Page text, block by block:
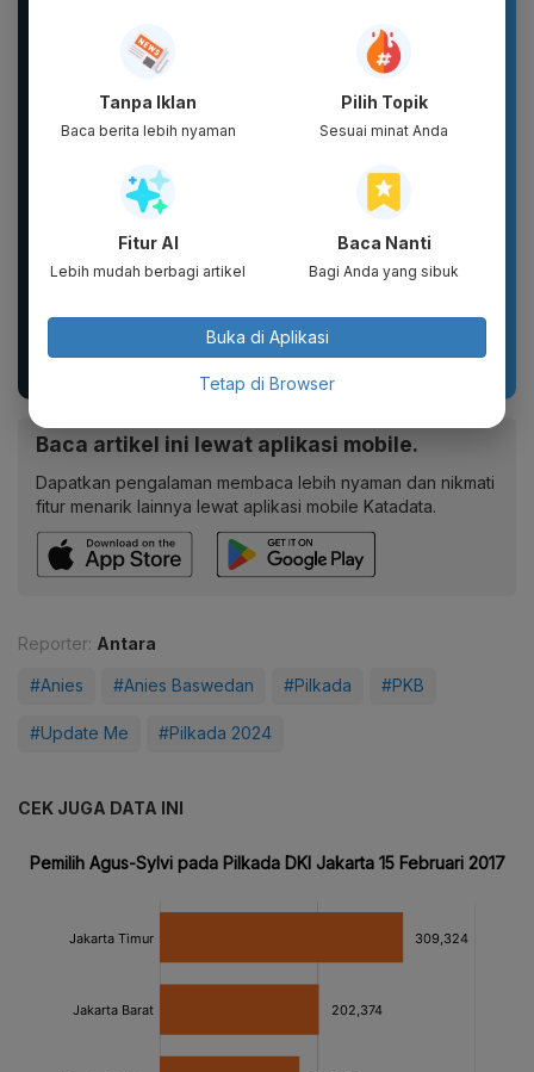
Lip Serum 7g | Lip
Serum 3in1 |
Melembapkan,...
yang stylish, terbuat
dari bahan karet dan
tissu jolly pop up, jolly
250 shet, jolly 200shet
Sandal unisex trendi,
sandal pria terbaru.
Motif kartun berpendar.
Baca artikel ini lewat aplikasi mobile.
Dapatkan pengalaman membaca lebih nyaman dan nikmati
fitur menarik lainnya lewat aplikasi mobile Katadata.
Reporter: Antara
#Anies #Anies Baswedan #Pilkada #PKB
#Update Me #Pilkada 2024
CEK JUGA DATA INI
Tanpa Iklan
Baca berita lebih nyaman
Pilih Topik
Sesuai minat Anda
Fitur AI
Lebih mudah berbagi artikel
Baca Nanti
Bagi Anda yang sibuk
Buka di Aplikasi
Tetap di Browser